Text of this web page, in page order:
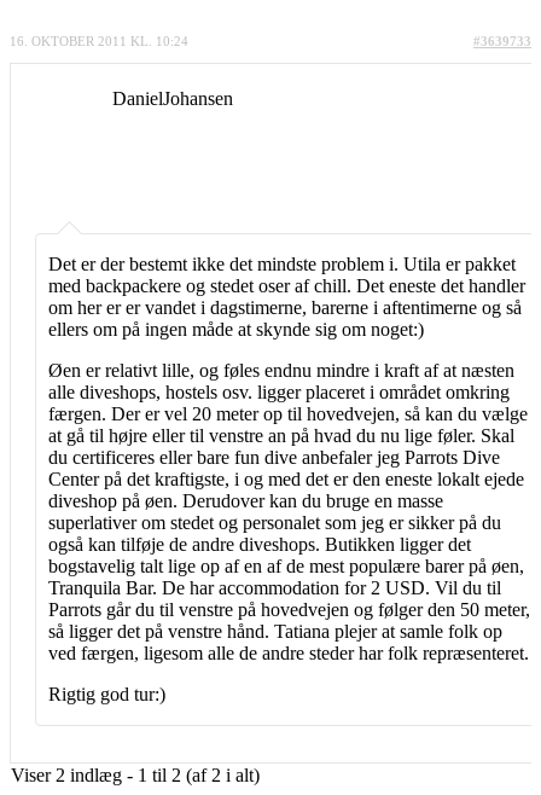
16. OKTOBER 2011 KL. 10:24 #3639733
DanielJohansen
Det er der bestemt ikke det mindste problem i. Utila er pakket
med backpackere og stedet oser af chill. Det eneste det handler
om her er er vandet i dagstimerne, barerne i aftentimerne og så
ellers om på ingen måde at skynde sig om noget:)
Øen er relativt lille, og føles endnu mindre i kraft af at næsten
alle diveshops, hostels osv. ligger placeret i området omkring
færgen. Der er vel 20 meter op til hovedvejen, så kan du vælge
at gå til højre eller til venstre an på hvad du nu lige føler. Skal
du certificeres eller bare fun dive anbefaler jeg Parrots Dive
Center på det kraftigste, i og med det er den eneste lokalt ejede
diveshop på øen. Derudover kan du bruge en masse
superlativer om stedet og personalet som jeg er sikker på du
også kan tilføje de andre diveshops. Butikken ligger det
bogstavelig talt lige op af en af de mest populære barer på øen,
Tranquila Bar. De har accommodation for 2 USD. Vil du til
Parrots går du til venstre på hovedvejen og følger den 50 meter,
så ligger det på venstre hånd. Tatiana plejer at samle folk op
ved færgen, ligesom alle de andre steder har folk repræsenteret.
Rigtig god tur:)
Viser 2 indlæg - 1 til 2 (af 2 i alt)